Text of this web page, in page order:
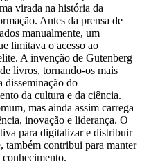
virada na história da
Antes da prensa de
manualmente, um
limitava o acesso ao
A invenção de Gutenberg
livros, tornando-os mais
disseminação do
da cultura e da ciência.
mas ainda assim carrega
inovação e liderança. O
para digitalizar e distribuir
também contribui para manter
conhecimento.